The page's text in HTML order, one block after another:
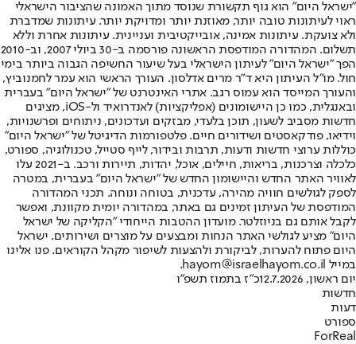
"ישראל היום" הוא גוף תקשורת שנוסד מתוך האמונה שהציבור הישראלי
ראוי לעיתונות טובה יותר, מאוזנת יותר ומדויקת יותר. עיתונות שמדברת
ולא צועקת. עיתונות אמינה, אובייקטיבית ועניינית. עיתונות אחרת וללא
תשלום. המהדורה המודפסת הראשונה פורסמה ב-30 ביולי 2007, וב-2010
הפך "ישראל היום" לעיתון הישראלי בעל שיעור החשיפה הגבוה ביותר בימי
חול. מו"ל העיתון היא ד"ר מרים אדלסון. העורך הראשי הוא עמר לחמנוביץ,
והעורך המייסד הוא עמוס רגב. אתרי האינטרנט של "ישראל היום" בעברית
ובאנגלית, כמו כן היישומונים (אפליקציות) לאנדרואיד ול-iOS, מציגים
חדשות מסביב לשעון, תוכן בלעדי, מבזקים ועדכונים, ניתוחים ופרשנויות,
וידיאו, פודקאסטים ושידורים חיים. פלטפורמות הדיגיטל של "ישראל היום"
כוללות ערוצי חדשות ודעות, תרבות ובידור, לייף סטייל, טכנולוגיה, ספורט,
כלכלה וצרכנות, בריאות, חיילים, אוכל, יהדות, תיירות ורכב. ב-2021 עלו
לאוויר האתר החדש והיישומון החדש של "ישראל היום" בעברית, במטרה
לספק לגולשים חוויה מהירה, עדכנית, בטוחה ונוחה. תכני המהדורה
המודפסת של העיתון זמינים גם באתר, במהדורה יומית מקוונת, ואפשר
לקבל אותם גם בניוזלטר. מועדון ההטבות הייחודי "הקליקה של ישראל
היום" מציע לגולשי האתר הנחות ומבצעים על מוצרים ושירותים. ישראל
היום פתוח להערות, לביקורת ולהצעות לשיפור מקהל הקוראים. פנו אלינו
במייל hayom@israelhayom.co.il.
יום ראשון, 12.7.2026
כ"ז בתמוז תשפ"ו
חדשות
דעות
ספורט
ForReal